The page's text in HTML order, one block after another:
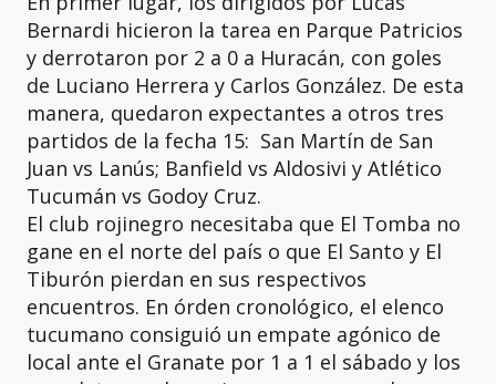
Bernardi hicieron la tarea en Parque Patricios
y derrotaron por 2 a 0 a Huracán, con goles
de Luciano Herrera y Carlos González. De esta
manera, quedaron expectantes a otros tres
partidos de la fecha 15: San Martín de San
Juan vs Lanús; Banfield vs Aldosivi y Atlético
Tucumán vs Godoy Cruz.
El club rojinegro necesitaba que El Tomba no
gane en el norte del país o que El Santo y El
Tiburón pierdan en sus respectivos
encuentros. En órden cronológico, el elenco
tucumano consiguió un empate agónico de
local ante el Granate por 1 a 1 el sábado y los